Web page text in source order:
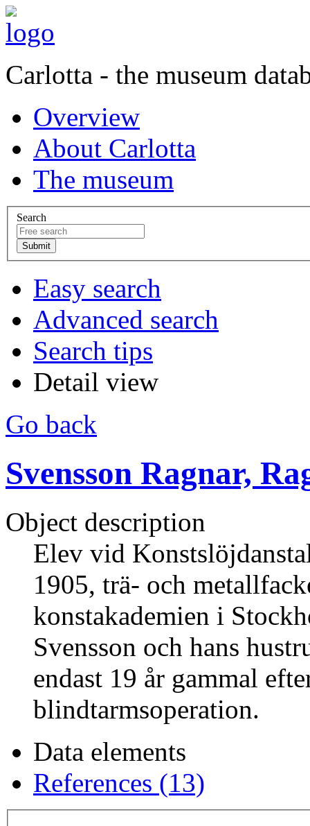
Carlotta - the museum
Overview
About Carlotta
The museum
Search
Easy search
Advanced search
Search tips
Detail view
Go back
Svensson Ragnar,
Object description
Elev vid
1905, trä- och
konstakademien i
Svensson och hans
endast 19 år gammal
blindtarmsoperation.
Data elements
References (13)